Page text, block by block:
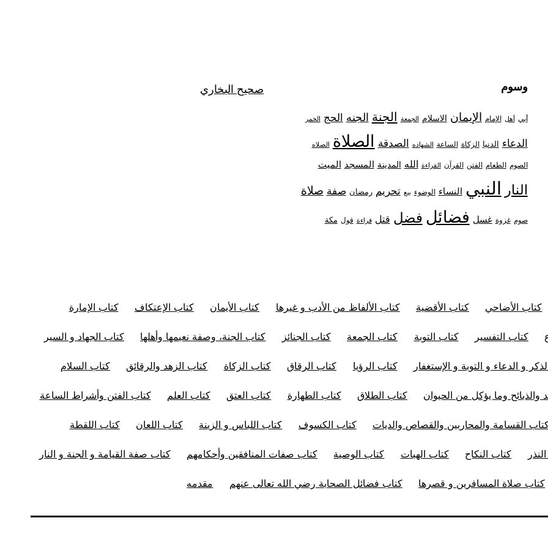
وسوم
أبي أهل الإمام الإيمان الاسلام الجمعة الجنة الجنه الحج الخمر
الدعاء الدنيا الزكاة الساعة الشهاده الصدقة الصلاة الصلاه
الصوم الطعام الفتن القرآن القراءة الله المدينة المسجد الميت
النار النبي النساء الوضوء بيع تحريم رمضان صفة صلاة
صوم غزوة غسل فضائل فضل قتل قراءة قول مكة
صحيح البخاري
كتاب الأضاحي كتاب الأقضية كتاب الألفاظ من الأدب و غيرها كتاب الأيمان كتاب الإعتكاف كتاب الإمارة
كتاب التفسير كتاب التوبة كتاب الجمعة كتاب الجنائز كتاب الجنة، وصفة نعيمها وأهلها كتاب الجهاد و السير
و الدعاء و التوبة و الإستغفار كتاب الرؤيا كتاب الرقاق كتاب الزكاة كتاب الزهد والرقائق كتاب السلام
والذبائح وما يؤكل من الحيوان كتاب الطلاق كتاب الطهارة كتاب العتق كتاب العلم كتاب الفتن وأشراط الساعة
القسامة والمحاربين والقصاص والديات كتاب الكسوف كتاب اللباس و الزينة كتاب اللعان كتاب اللقطة
كتاب النكاح كتاب الهبات كتاب الوصية كتاب صفات المنافقين وأحكامهم كتاب صفة القيامة و الجنة و النار
كتاب صلاة المسافرين و قصرها كتاب فضائل الصحابة رضي الله تعالى عنهم مقدمه